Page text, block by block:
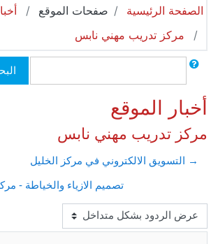
الصفحة الرئيسية صفحات الموقع
مركز تدريب مهني نابس
بحث
أخبار الموقع
مركز تدريب مهني نابس
→ التسويق الالكتروني في مركز الخليل
تصميم الازياء والخياطة -
نمط العرض